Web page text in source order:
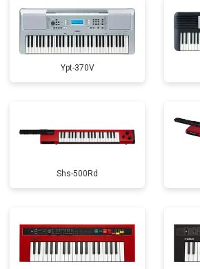
Ypt-370V
Shs-500Rd